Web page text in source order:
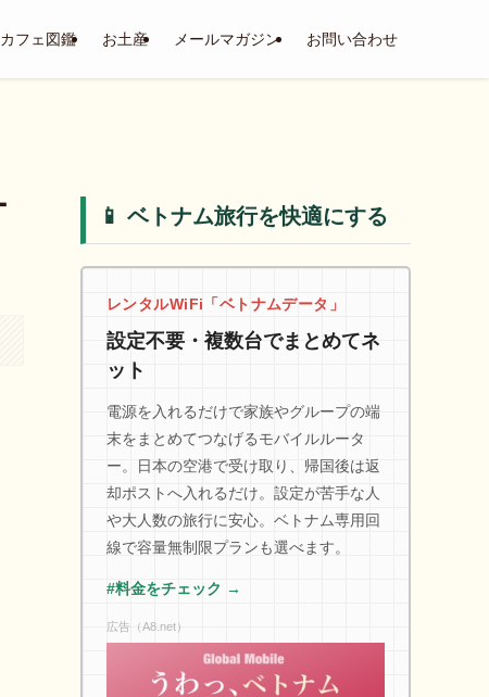
カフェ図鑑 お土産 メールマガジン お問い合わせ
📱 ベトナム旅行を快適にする
レンタルWiFi「ベトナムデータ」
設定不要・複数台でまとめてネ
ット
電源を入れるだけで家族やグループの端
末をまとめてつなげるモバイルルータ
ー。日本の空港で受け取り、帰国後は返
却ポストへ入れるだけ。設定が苦手な人
や大人数の旅行に安心。ベトナム専用回
線で容量無制限プランも選べます。
#料金をチェック →
広告（A8.net）